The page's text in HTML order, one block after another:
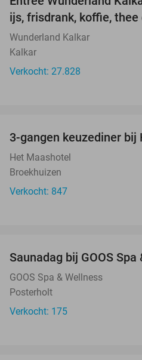
ijs, frisdrank, koffie,
Wunderland Kalkar
Kalkar
Verkocht: 27.828
3-gangen keuzediner bij
Het Maashotel
Broekhuizen
Verkocht: 847
Saunadag bij GOOS Spa
GOOS Spa & Wellness
Posterholt
Verkocht: 175